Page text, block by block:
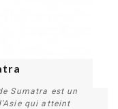
Sumatra est un
qui atteint